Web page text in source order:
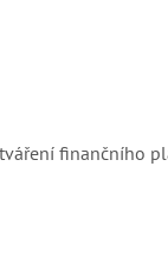
finančního